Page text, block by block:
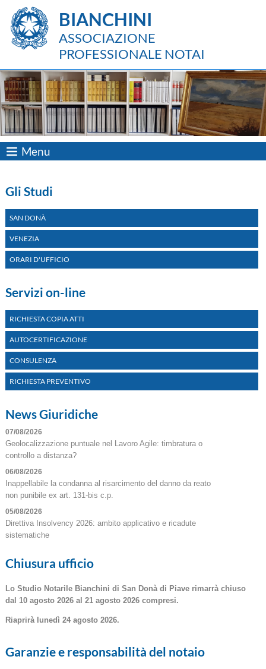
BIANCHINI
ASSOCIAZIONE
PROFESSIONALE NOTAI
Menu
Gli Studi
SAN DONÀ
VENEZIA
ORARI D'UFFICIO
Servizi on-line
RICHIESTA COPIA ATTI
AUTOCERTIFICAZIONE
CONSULENZA
RICHIESTA PREVENTIVO
News Giuridiche
07/08/2026
Geolocalizzazione puntuale nel Lavoro Agile: timbratura o
controllo a distanza?
06/08/2026
Inappellabile la condanna al risarcimento del danno da reato
non punibile ex art. 131-bis c.p.
05/08/2026
Direttiva Insolvency 2026: ambito applicativo e ricadute
sistematiche
Chiusura ufficio
Lo Studio Notarile Bianchini di San Donà di Piave rimarrà chiuso
dal 10 agosto 2026 al 21 agosto 2026 compresi.
Riaprirà lunedì 24 agosto 2026.
Garanzie e responsabilità del notaio